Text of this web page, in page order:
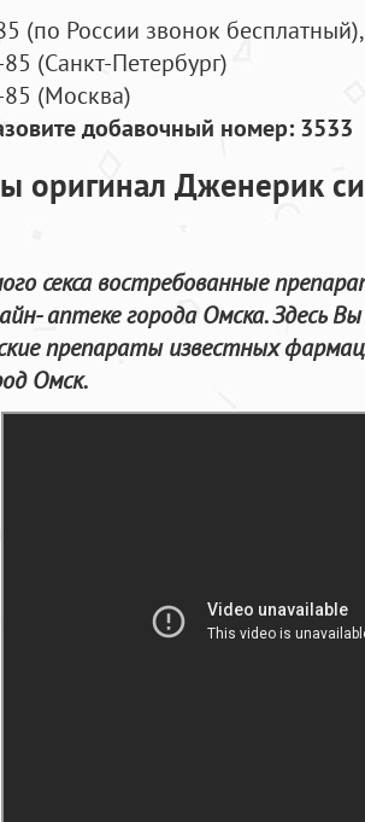
(по России звонок бесплатный),
(Санкт-Петербург)
(Москва)
добавочный номер: 3533
оригинал Дженерик
секса востребованные
аптеке города Омска. Здесь
препараты известных
Омск.